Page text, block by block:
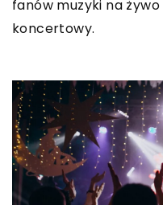
fanów muzyki na
koncertowy.